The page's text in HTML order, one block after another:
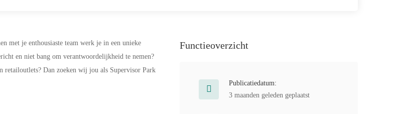
met je enthousiaste team werk je in een unieke
en niet bang om verantwoordelijkheid te nemen?
retailoutlets? Dan zoeken wij jou als Supervisor Park
Functieoverzicht
Publicatiedatum:
3 maanden geleden geplaatst